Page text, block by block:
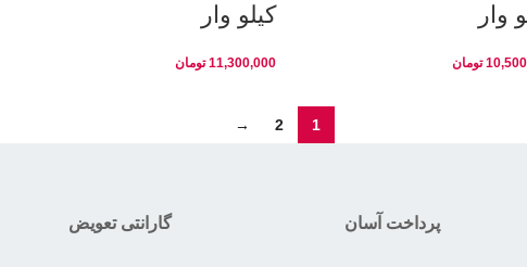
وار
تومان
کیلو وار
11,300,000 تومان
1
2
→
گارانتی تعویض پرداخت آسان